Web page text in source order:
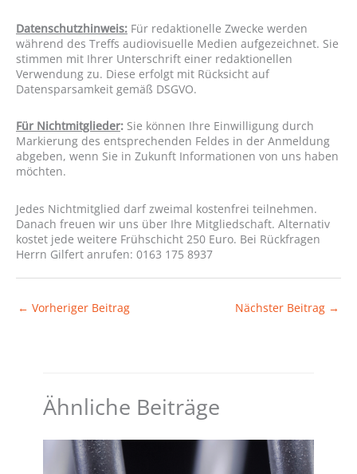
Datenschutzhinweis: Für redaktionelle Zwecke werden
während des Treffs audiovisuelle Medien aufgezeichnet. Sie
stimmen mit Ihrer Unterschrift einer redaktionellen
Verwendung zu. Diese erfolgt mit Rücksicht auf
Datensparsamkeit gemäß DSGVO.
Für Nichtmitglieder: Sie können Ihre Einwilligung durch
Markierung des entsprechenden Feldes in der Anmeldung
abgeben, wenn Sie in Zukunft Informationen von uns haben
möchten.
Jedes Nichtmitglied darf zweimal kostenfrei teilnehmen.
Danach freuen wir uns über Ihre Mitgliedschaft. Alternativ
kostet jede weitere Frühschicht 250 Euro. Bei Rückfragen
Herrn Gilfert anrufen: 0163 175 8937
← Vorheriger Beitrag Nächster Beitrag →
Ähnliche Beiträge